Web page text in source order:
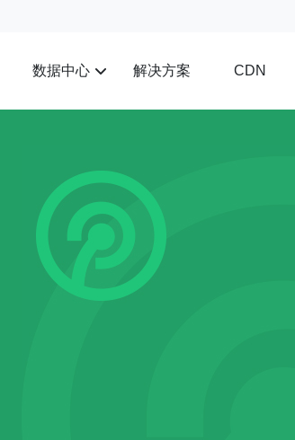
数据中心 解决方案 CDN